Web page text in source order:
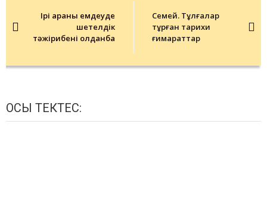
navigationІрі қараны емдеуде
шетелдік
тәжірибені қолданбақ
Семей. Тұлғалар
тұрған тарихи
ғимараттар
ОСЫ ТЕКТЕС: